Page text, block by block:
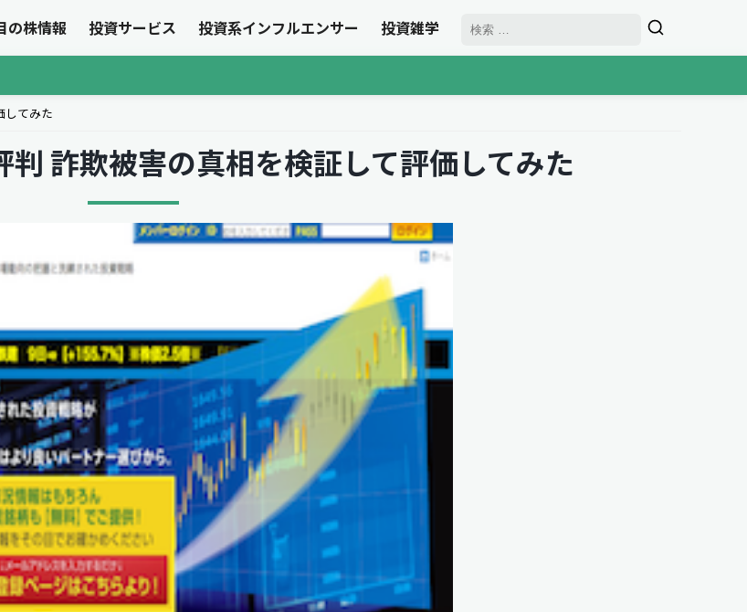
の株情報 投資サービス 投資系インフルエンサー 投資雑学
してみた
詐欺被害の真相を検証して評価してみた